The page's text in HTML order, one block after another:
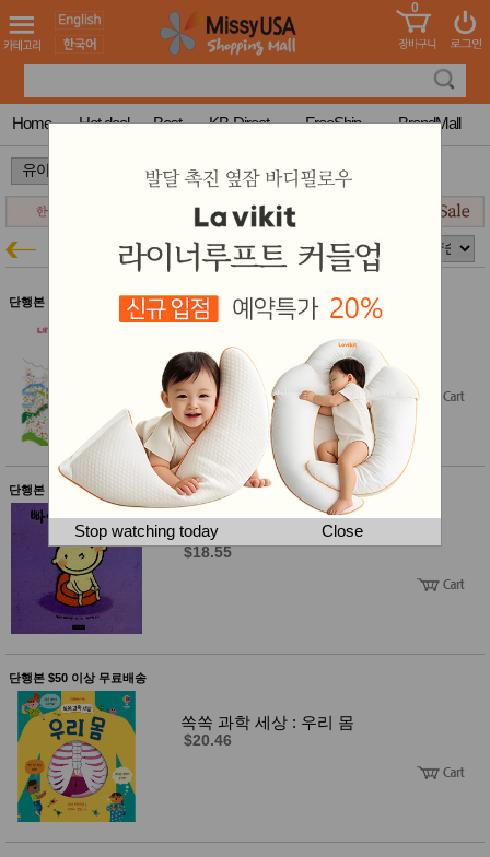
도 어린이
청소년
컬러링
북
한국학
습지
미국학
습지
고
국 송
꽃배송
건 홍삼전
드
조제품
기능성
건강식
품
Diet/여
성용품
뷰
티
스킨케
어
메이크
헤어케
어/염색
바디케
어/향수
남성화
장품
미용제
품
자
주방가
전
계절/생
활가전
건강가
전
MissyShop
Login
0
Home Hot deal Best KB-Direct FreeShip BrandMall
Stop watching today Close
>
유아 단행본 유아특가
단행본 $50 이상 무료배송
내가 엄마를 골랐어!
$17.53
단행본 $50 이상 무료배송
빠이빠이 기저귀! (보드북)
$18.55
단행본 $50 이상 무료배송
쏙쏙 과학 세상 : 우리 몸
$20.46